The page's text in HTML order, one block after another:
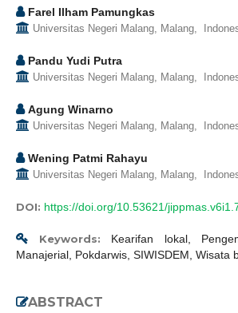
Farel Ilham Pamungkas
Universitas Negeri Malang, Malang,
Pandu Yudi Putra
Universitas Negeri Malang, Malang,
Agung Winarno
Universitas Negeri Malang, Malang,
Wening Patmi Rahayu
Universitas Negeri Malang, Malang,
DOI: https://doi.org/10.53621/
Keywords: Kearifan lokal,
Manajerial, Pokdarwis, SIWISDEM, Wisata
ABSTRACT